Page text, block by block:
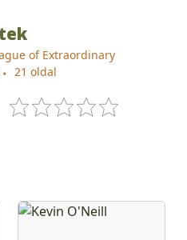
of Extraordinary
21 oldal